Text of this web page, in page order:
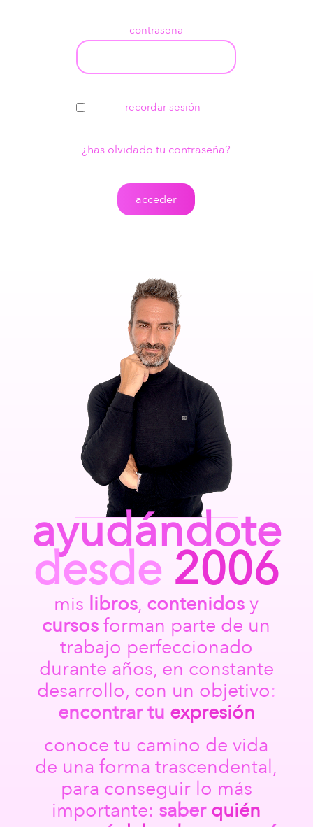
contraseña
recordar sesión
¿has olvidado tu contraseña?
ayudándote
desde 2006
mis libros, contenidosy
cursosforman parte de un
trabajo perfeccionado
durante años, en constante
desarrollo, con un objetivo:
encontrartu expresión
conoce tu camino de vida
de una forma trascendental,
para conseguir lo más
importante: saberquién